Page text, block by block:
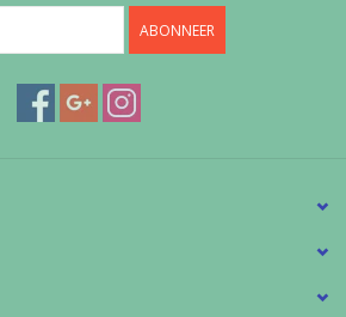
ABONNEER